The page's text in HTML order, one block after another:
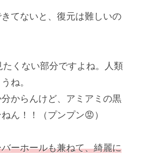
てないと、復元は難しいの
くない部分ですよね。人類
ね。
からんけど、アミアミの黒
ん！！（プンプン😡）
ーホールも兼ねて、綺麗に